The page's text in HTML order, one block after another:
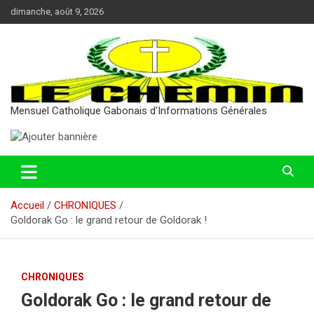
Aller
au
dimanche, août 9, 2026
Mensuel Catholique Gabonais d'Informations Générales
Accueil
CHRONIQUES
Goldorak Go : le grand retour de Goldorak !
CHRONIQUES
Goldorak Go : le grand retour de